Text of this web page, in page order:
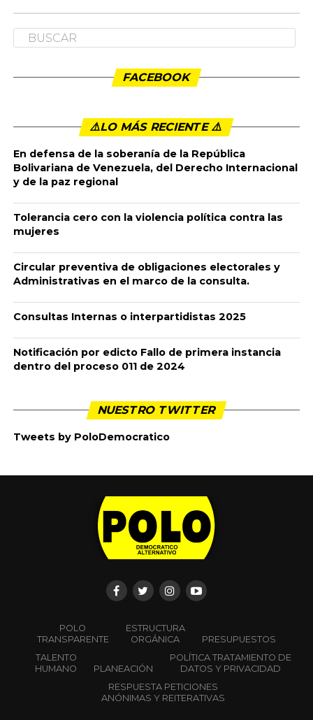
TITULARES
EL DISCURSO VIOLENTO GENERA
El martes pasado, 51 congresistas sesionamos en
audiencia especial en Santander de Quilichao, Cauca,
para repudiar la ola de asesinatos desatada sobre las
comunidades indígenas de esa región, y en especial
contra el pueblo nasa. Y para llamar al gobierno y a los
Publicado 7 años ago en 2:20 pm
By
El martes pasado, 51 congresistas sesionamos en
audiencia especial en Santander de Quilichao, Cauca,
para repudiar la ola de asesinatos desatada sobre las
comunidades indígenas de esa región, y en especial
contra el pueblo nasa. Y para llamar al gobierno y a los
El martes pasado, 51 congresistas sesionamos en
audiencia especial en Santander de Quilichao, Cauca,
para repudiar la ola de asesinatos desatada sobre las
comunidades indígenas de esa región, y en especial
contra el pueblo nasa. Y para llamar al gobierno y a los
colombianos a vencer ese horror.
En mi breve intervención, además de expresar la
organizadas, que han descartado el uso de las armas
para tramitar sus reclamos, comenté otros aspectos de
la violencia que azota a varias regiones de Colombia.
de Santos y Duque, van asesinados 777 líderes sociales y